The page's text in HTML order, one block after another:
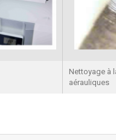
Nettoyage à
aérauliques